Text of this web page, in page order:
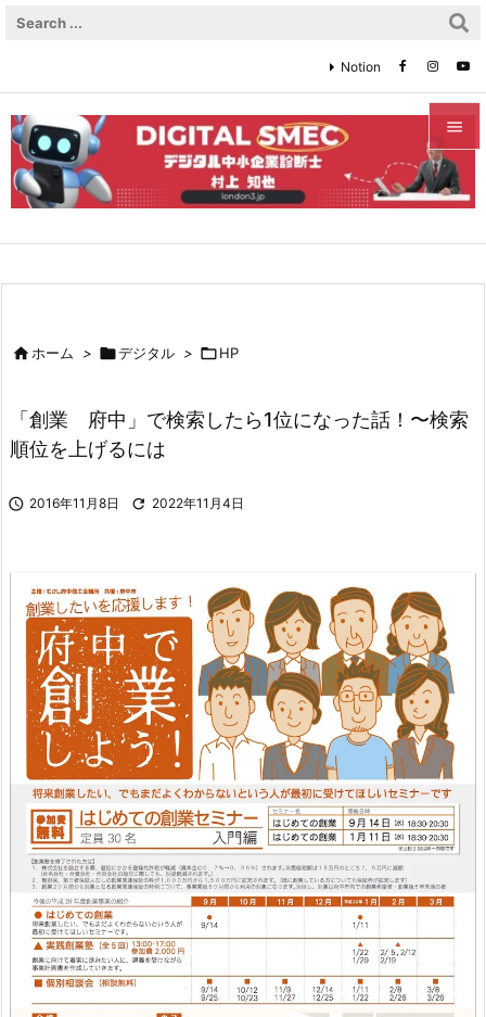


メニュ

検索
Notion
ホーム > デジタル > HP
「創業 府中」で検索したら1位になった話！〜検索
順位を上げるには
 2016年11月8日  2022年11月4日